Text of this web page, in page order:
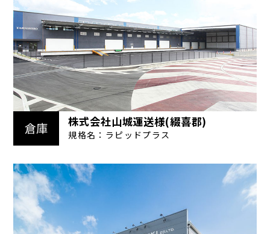
倉庫 株式会社山城運送様(綴喜郡)
規格名：ラピッドプラス